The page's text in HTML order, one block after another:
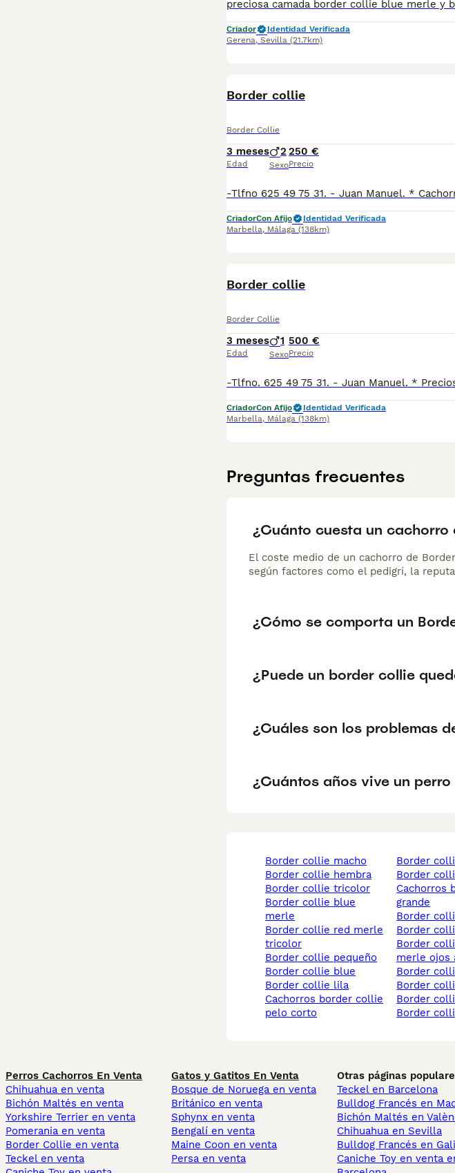
Criador
Identidad Verificada
Gerena, Sevilla (21.7km)
Border collie
Border Collie
3 meses
Edad
2
Sexo
250 €
Precio
CriadorCon Afijo
Identidad Verificada
Marbella, Málaga (138km)
Border collie
Border Collie
3 meses
Edad
1
Sexo
500 €
Precio
CriadorCon Afijo
Identidad Verificada
Marbella, Málaga (138km)
Preguntas frecuentes
¿Cuánto cuesta un cachorro
El coste medio de un cachorro de
según factores como el pedigrí, la
¿Cómo se comporta un
¿Puede un border collie
¿Cuáles son los problemas
¿Cuántos años vive un
border collie macho
border collie hembra
border collie tricolor
border collie blue
merle
border collie red merle
tricolor
border collie pequeño
border collie blue
border collie lila
cachorros border collie
pelo corto
border
border
cachorros border collie
grande
border
border
border collie blue
merle ojos
border
border
border
border
Perros Cachorros En Venta
Chihuahua en venta
Bichón Maltés en venta
Yorkshire Terrier en venta
Pomerania en venta
Border Collie en venta
Teckel en venta
Gatos y Gatitos En Venta
Bosque de Noruega en venta
Británico en venta
Sphynx en venta
Bengalí en venta
Maine Coon en venta
Persa en venta
Otras páginas
Teckel en Barcelona
Bulldog Francés en
Bichón Maltés en
Chihuahua en Sevilla
Bulldog Francés en
Caniche Toy en venta